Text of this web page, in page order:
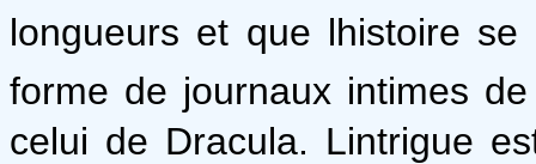
longueurs et que lhistoire
forme de journaux intimes
celui de Dracula. Lintrigue